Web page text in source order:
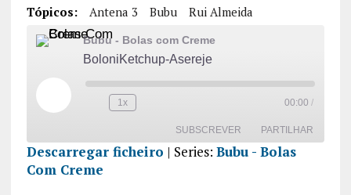
Tópicos: Antena 3 Bubu Rui Almeida
Bubu - Bolas com Creme
BoloniKetchup-Asereje
1x 00:00 /
SUBSCREVER PARTILHAR
PARTILHA
Descarregar ficheiro | Series: Bubu - Bolas
Com Creme